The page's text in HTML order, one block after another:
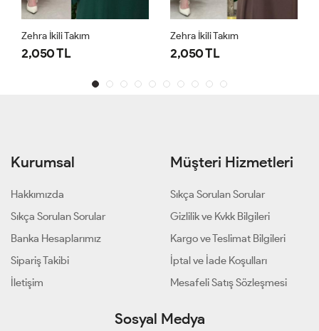
Zehra İkili Takım
2,050 TL
Zehra İkili Takım
2,050 TL
Kurumsal
Hakkımızda
Sıkça Sorulan Sorular
Banka Hesaplarımız
Sipariş Takibi
İletişim
Müşteri Hizmetleri
Sıkça Sorulan Sorular
Gizlilik ve Kvkk Bilgileri
Kargo ve Teslimat Bilgileri
İptal ve İade Koşulları
Mesafeli Satış Sözleşmesi
Sosyal Medya